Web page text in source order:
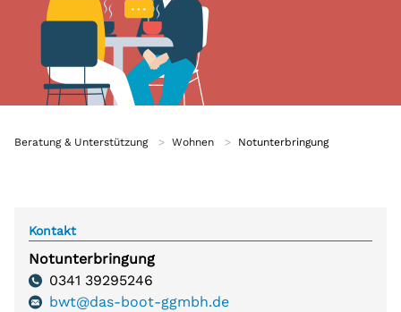
Beratungsstellen
Beratungsstellen Süd, Südwest und Grünau
Psychosoziales Zentrum Dresden
Unabhängige Peer-Beratung
Selbsthilfe
Selbsthilfegruppen
Teilhabeangebote
Pflege
Ambulante psychiatrische Pflege
Beratung & Unterstützung Wohnen Notunterbringung
Kontakt
Notunterbringung
Telefon:
0341 39295246
bwt@das-boot-ggmbh.de